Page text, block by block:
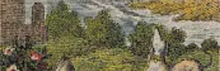
Encontrará trabalho mas alguém invejoso lhe colocará obstáculos. -
Uma mulher sábia se vê tentada por um homem que não a merece e
não a respeita. Mago Invertido + Sacerdotisa: - Homem mentiroso,
que não consegue enganar sua companheira. Mago Invertido
+ Sacerdotisa Invertida: - Casal mal ajustado. Mago + Sacerdotisa +